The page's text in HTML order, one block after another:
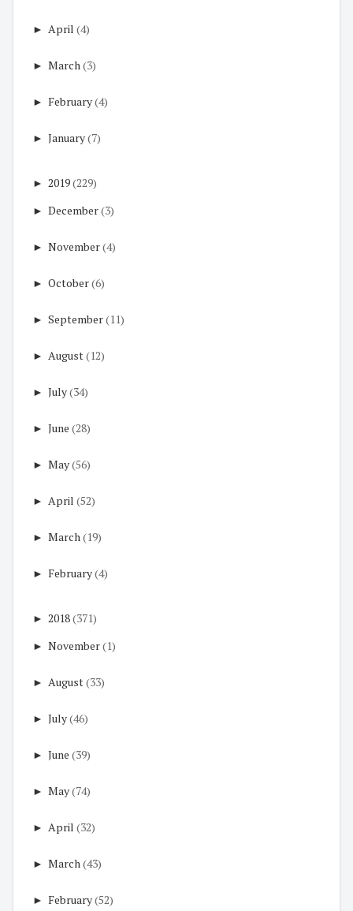
► April (4)
► March(3)
► February(4)
► January(7)
► 2019(229)
► December(3)
► November(4)
► October(6)
► September(11)
► August(12)
► July(34)
► June (28)
► May(56)
► April (52)
► March(19)
► February(4)
► 2018(371)
► November(1)
► August(33)
► July(46)
► June (39)
► May(74)
► April (32)
► March(43)
► February(52)